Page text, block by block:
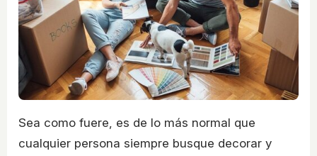
Sea como fuere, es de lo más normal que
cualquier persona siempre busque decorar y